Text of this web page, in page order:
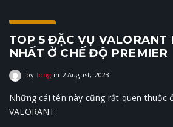
Agent
TOP 5 ĐẶC VỤ VALORANT
NHẤT Ở CHẾ ĐỘ PREMIER
by long in 2 August, 2023
Những cái tên này cũng rất quen thuộc
VALORANT.